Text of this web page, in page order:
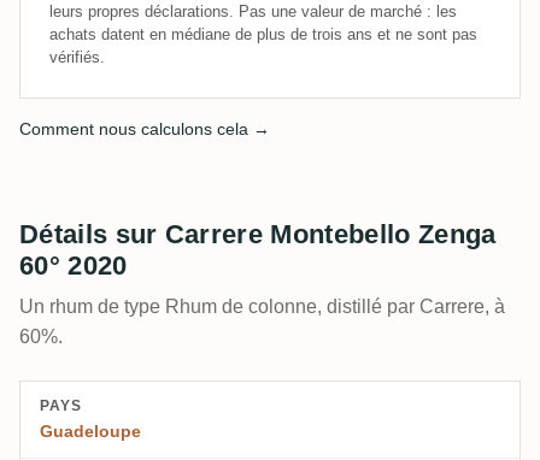
leurs propres déclarations. Pas une valeur de marché : les
achats datent en médiane de plus de trois ans et ne sont pas
vérifiés.
Comment nous calculons cela →
Détails sur Carrere Montebello Zenga
60° 2020
Un rhum de type Rhum de colonne, distillé par Carrere, à
60%.
PAYS
Guadeloupe